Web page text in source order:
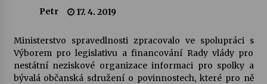
30. 7. 2026
Veselí muzikanti
30. 7. 2026
Petr 17. 4. 2019
Ministerstvo spravedlnosti zpracovalo ve spolupráci s
Výborem pro legislativu a financování Rady vlády pro
nestátní neziskové organizace informaci pro spolky a
bývalá občanská sdružení o povinnostech, které pro ně